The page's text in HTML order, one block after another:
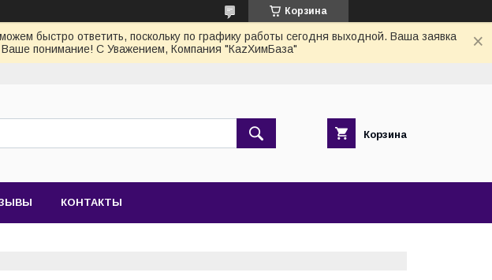
Корзина
быстро ответить, поскольку по графику работы сегодня выходной. Ваша заявка
понимание! С Уважением, Компания "КаzХимБаза"
Корзина
КОНТАКТЫ